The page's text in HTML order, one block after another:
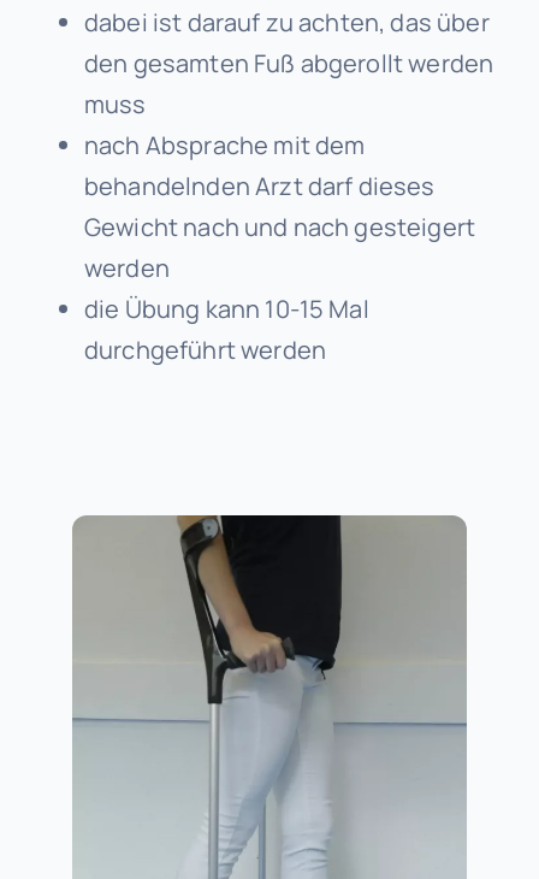
dabei ist darauf zu achten, das über
den gesamten Fuß abgerollt werden
muss
nach Absprache mit dem
behandelnden Arzt darf dieses
Gewicht nach und nach gesteigert
werden
die Übung kann 10-15 Mal
durchgeführt werden